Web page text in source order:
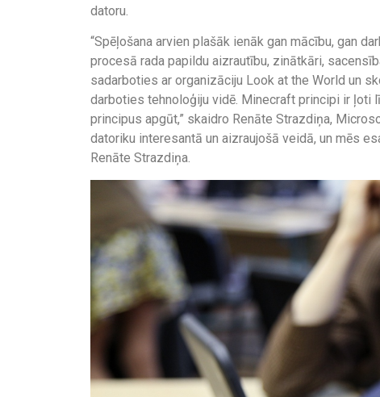
datoru.
“Spēļošana arvien plašāk ienāk gan mācību, gan
procesā rada papildu aizrautību, zinātkāri,
sadarboties ar organizāciju Look at the World un
darboties tehnoloģiju vidē. Minecraft principi ir ļoti
principus apgūt,” skaidro Renāte Strazdiņa,
datoriku interesantā un aizraujošā veidā, un mēs
Renāte Strazdiņa.